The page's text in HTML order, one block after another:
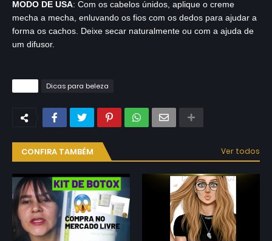
MODO DE USA: Com os cabelos únidos, aplique o creme
mecha a mecha, enluvando os fios com os dedos para ajudar a
forma os cachos. Deixe secar naturalmente ou com a ajuda de
um difusor.
Dicas para beleza
CONFIRA TAMBÉM Ver todos